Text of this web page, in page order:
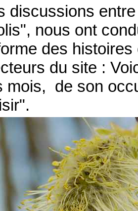
discussions
nous ont
des
du site :
mois, de son